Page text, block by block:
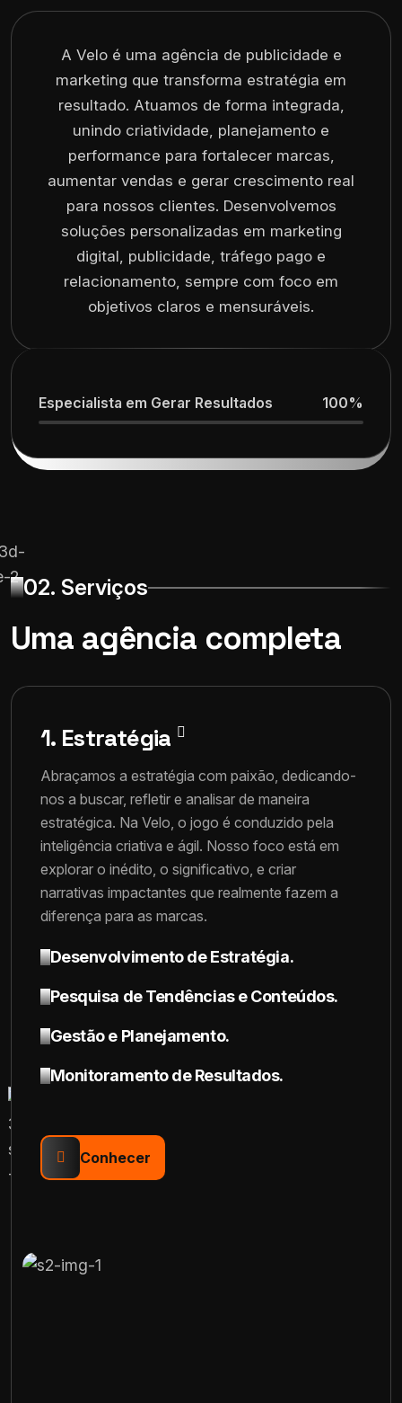
A Velo é uma agência de publicidade e
marketing que transforma estratégia em
resultado. Atuamos de forma integrada,
unindo criatividade, planejamento e
performance para fortalecer marcas,
aumentar vendas e gerar crescimento real
para nossos clientes. Desenvolvemos
soluções personalizadas em marketing
digital, publicidade, tráfego pago e
relacionamento, sempre com foco em
objetivos claros e mensuráveis.
Especialista em Gerar Resultados 100%
02. Serviços
Uma agência completa
1. Estratégia
Abraçamos a estratégia com paixão, dedicando-
nos a buscar, refletir e analisar de maneira
estratégica. Na Velo, o jogo é conduzido pela
inteligência criativa e ágil. Nosso foco está em
explorar o inédito, o significativo, e criar
narrativas impactantes que realmente fazem a
diferença para as marcas.
Desenvolvimento de Estratégia.
Pesquisa de Tendências e Conteúdos.
Gestão e Planejamento.
Monitoramento de Resultados.